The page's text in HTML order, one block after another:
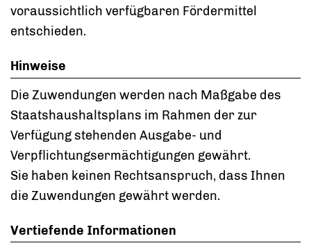
voraussichtlich verfügbaren Fördermittel
entschieden.
Hinweise
Die Zuwendungen werden nach Maßgabe des
Staatshaushaltsplans im Rahmen der zur
Verfügung stehenden Ausgabe- und
Verpflichtungsermächtigungen gewährt.
Sie haben keinen Rechtsanspruch, dass Ihnen
die Zuwendungen gewährt werden.
Vertiefende Informationen